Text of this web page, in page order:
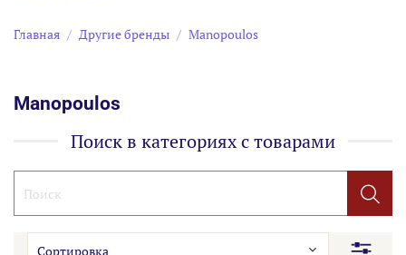
Главная Другие бренды Manopoulos
Manopoulos
Поиск в категориях с товарами